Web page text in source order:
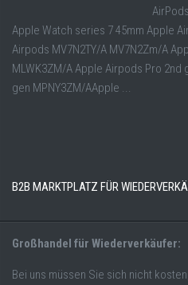
Apple Watch series 7 45mm Apple
Airpods MV7N2TY/A MV7N2Zm/A
MLWK3ZM/A Apple Airpods Pro 2nd
gen MPNY3ZM/AApple ...
B2B MARKTPLATZ FÜR
Großhandel für Wiederverkäufer:
Bei uns müssen Sie sich nicht